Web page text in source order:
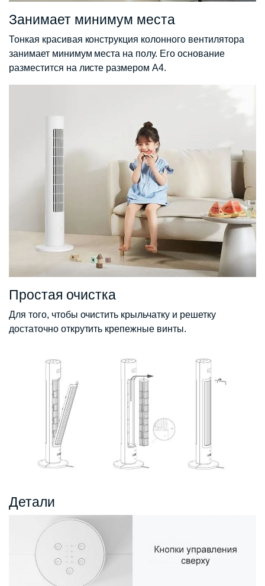
Занимает минимум места
Тонкая красивая конструкция колонного вентилятора
занимает минимум места на полу. Его основание
разместится на листе размером А4.
Простая очистка
Для того, чтобы очистить крыльчатку и решетку
достаточно открутить крепежные винты.
Детали